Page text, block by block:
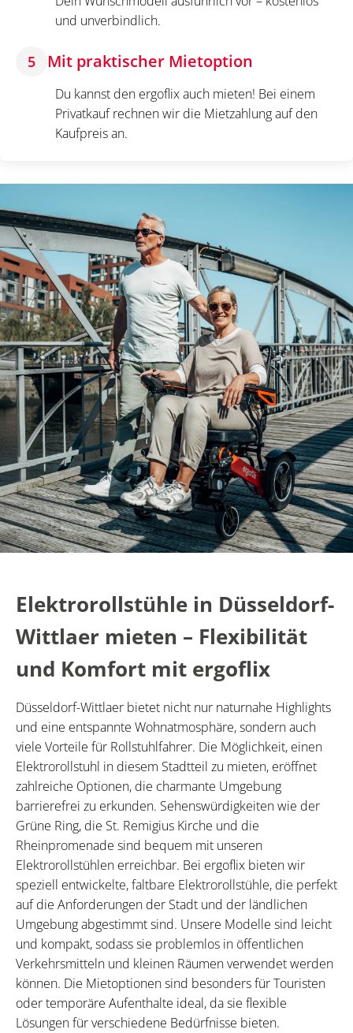
und unverbindlich.
5 Mit praktischer Mietoption
Du kannst den ergoflix auch mieten! Bei einem
Privatkauf rechnen wir die Mietzahlung auf den
Kaufpreis an.
Elektrorollstühle in Düsseldorf-
Wittlaer mieten – Flexibilität
und Komfort mit ergoflix
Düsseldorf-Wittlaer bietet nicht nur naturnahe Highlights
und eine entspannte Wohnatmosphäre, sondern auch
viele Vorteile für Rollstuhlfahrer. Die Möglichkeit, einen
Elektrorollstuhl in diesem Stadtteil zu mieten, eröffnet
zahlreiche Optionen, die charmante Umgebung
barrierefrei zu erkunden. Sehenswürdigkeiten wie der
Grüne Ring, die St. Remigius Kirche und die
Rheinpromenade sind bequem mit unseren
Elektrorollstühlen erreichbar. Bei ergoflix bieten wir
speziell entwickelte, faltbare Elektrorollstühle, die perfekt
auf die Anforderungen der Stadt und der ländlichen
Umgebung abgestimmt sind. Unsere Modelle sind leicht
und kompakt, sodass sie problemlos in öffentlichen
Verkehrsmitteln und kleinen Räumen verwendet werden
können. Die Mietoptionen sind besonders für Touristen
oder temporäre Aufenthalte ideal, da sie flexible
Lösungen für verschiedene Bedürfnisse bieten.